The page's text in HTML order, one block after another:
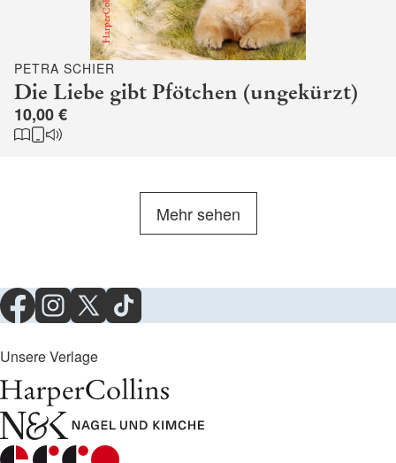
PETRA SCHIER
Die Liebe gibt Pfötchen (ungekürzt)
10,00 €
Mehr sehen
Unsere Verlage